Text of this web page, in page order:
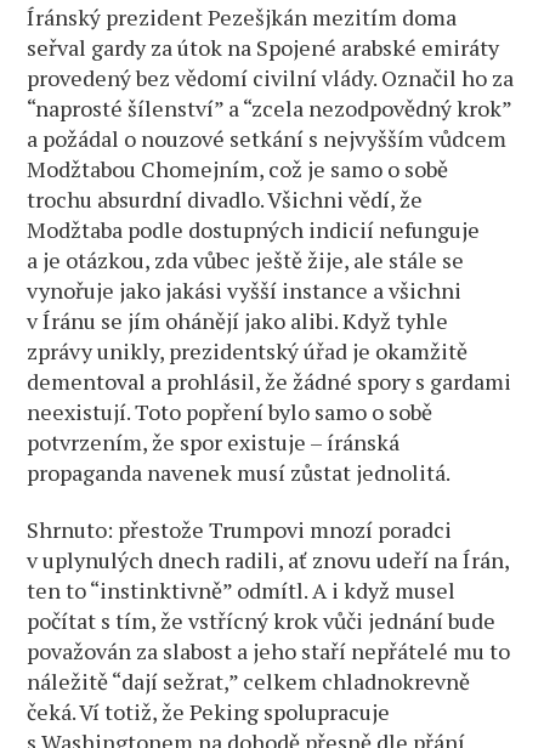
Íránský prezident Pezešjkán mezitím doma
seřval gardy za útok na Spojené arabské emiráty
provedený bez vědomí civilní vlády. Označil ho za
“naprosté šílenství” a “zcela nezodpovědný krok”
a požádal o nouzové setkání s nejvyšším vůdcem
Modžtabou Chomejním, což je samo o sobě
trochu absurdní divadlo. Všichni vědí, že
Modžtaba podle dostupných indicií nefunguje
a je otázkou, zda vůbec ještě žije, ale stále se
vynořuje jako jakási vyšší instance a všichni
v Íránu se jím ohánějí jako alibi. Když tyhle
zprávy unikly, prezidentský úřad je okamžitě
dementoval a prohlásil, že žádné spory s gardami
neexistují. Toto popření bylo samo o sobě
potvrzením, že spor existuje – íránská
propaganda navenek musí zůstat jednolitá.
Shrnuto: přestože Trumpovi mnozí poradci
v uplynulých dnech radili, ať znovu udeří na Írán,
ten to “instinktivně” odmítl. A i když musel
počítat s tím, že vstřícný krok vůči jednání bude
považován za slabost a jeho staří nepřátelé mu to
náležitě “dají sežrat,” celkem chladnokrevně
čeká. Ví totiž, že Peking spolupracuje
s Washingtonem na dohodě přesně dle přání